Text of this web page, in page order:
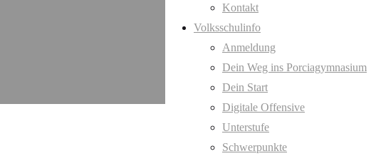
Kontakt
Volksschulinfo
Anmeldung
Dein Weg ins Porciagymnasium
Dein Start
Digitale Offensive
Unterstufe
Schwerpunkte